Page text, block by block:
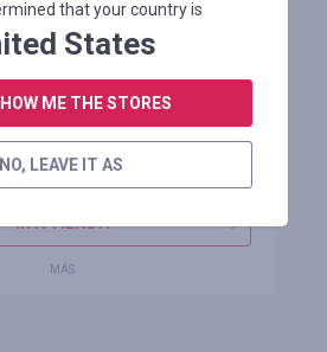
dhgate.com
cashback
% hasta 2.00%
1 reseña
IR A TIENDA
MÁS
that your country is
States
ME THE STORES
NO, LEAVE IT AS